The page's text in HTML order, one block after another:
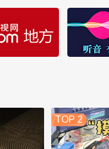
TOP 2